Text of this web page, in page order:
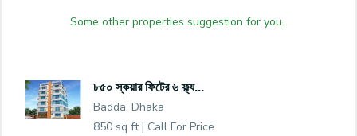
Some other properties suggestion for you .
৮৫০ স্কয়ার ফিটের ৬ ফ্ল্য...
Badda, Dhaka
850 sq ft | Call For Price